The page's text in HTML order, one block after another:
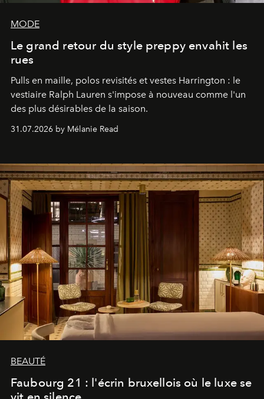
MODE
Le grand retour du style preppy envahit les
rues
Pulls en maille, polos revisités et vestes Harrington : le
vestiaire Ralph Lauren s'impose à nouveau comme l'un
des plus désirables de la saison.
31.07.2026 by Mélanie Read
BEAUTÉ
Faubourg 21 : l'écrin bruxellois où le luxe se